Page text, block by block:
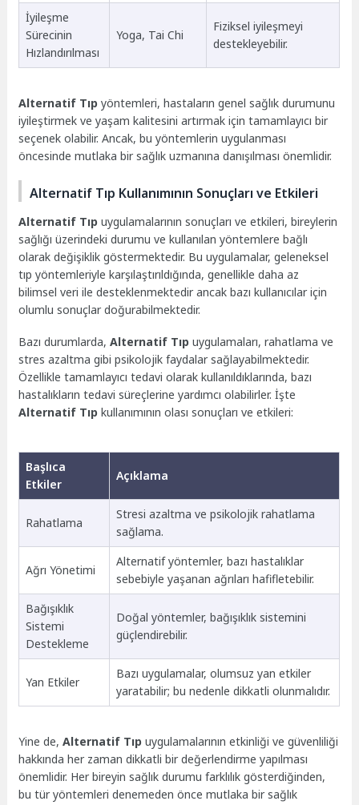
İyileşme
Sürecinin
Hızlandırılması
Yoga, Tai Chi
Fiziksel iyileşmeyi
destekleyebilir.
Alternatif Tıp yöntemleri, hastaların genel sağlık durumunu
iyileştirmek ve yaşam kalitesini artırmak için tamamlayıcı bir
seçenek olabilir. Ancak, bu yöntemlerin uygulanması
öncesinde mutlaka bir sağlık uzmanına danışılması önemlidir.
Alternatif Tıp Kullanımının Sonuçları ve Etkileri
Alternatif Tıp uygulamalarının sonuçları ve etkileri, bireylerin
sağlığı üzerindeki durumu ve kullanılan yöntemlere bağlı
olarak değişiklik göstermektedir. Bu uygulamalar, geleneksel
tıp yöntemleriyle karşılaştırıldığında, genellikle daha az
bilimsel veri ile desteklenmektedir ancak bazı kullanıcılar için
olumlu sonuçlar doğurabilmektedir.
Bazı durumlarda,Alternatif Tıp uygulamaları, rahatlama ve
stres azaltma gibi psikolojik faydalar sağlayabilmektedir.
Özellikle tamamlayıcı tedavi olarak kullanıldıklarında, bazı
hastalıkların tedavi süreçlerine yardımcı olabilirler. İşte
Alternatif Tıp kullanımının olası sonuçları ve etkileri:
Başlıca
Etkiler
Açıklama
Rahatlama
Stresi azaltma ve psikolojik rahatlama
sağlama.
Ağrı Yönetimi
Alternatif yöntemler, bazı hastalıklar
sebebiyle yaşanan ağrıları hafifletebilir.
Bağışıklık
Sistemi
Destekleme
Doğal yöntemler, bağışıklık sistemini
güçlendirebilir.
Yan Etkiler
Bazı uygulamalar, olumsuz yan etkiler
yaratabilir; bu nedenle dikkatli olunmalıdır.
Yine de,Alternatif Tıp uygulamalarının etkinliği ve güvenliliği
hakkında her zaman dikkatli bir değerlendirme yapılması
önemlidir. Her bireyin sağlık durumu farklılık gösterdiğinden,
bu tür yöntemleri denemeden önce mutlaka bir sağlık